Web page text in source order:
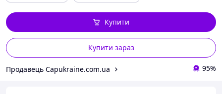
Купити зараз
Купити
Продавець Capukraine.com.ua 95%